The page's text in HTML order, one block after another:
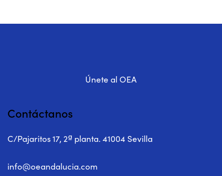
Únete al OEA
Contáctanos
C/Pajaritos 17, 2ª planta. 41004 Sevilla
info@oeandalucia.com